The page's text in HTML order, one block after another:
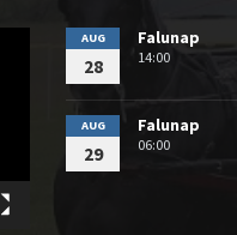
AUG
28
Falunap
14:00
AUG
29
Falunap
06:00